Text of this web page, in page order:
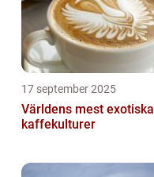
17 september 2025
Världens mest exotiska
kaffekulturer